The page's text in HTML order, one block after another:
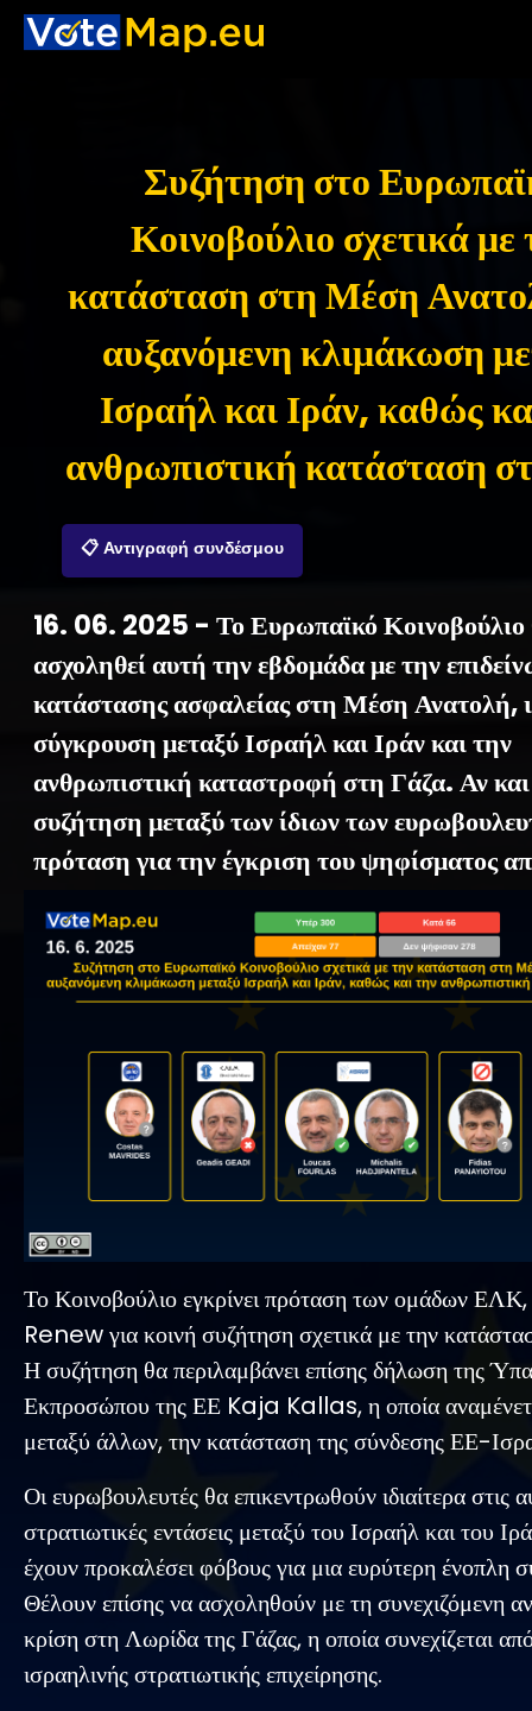
Συζήτηση στο
Κοινοβούλιο σχετικά με
κατάσταση στη Μέση
αυξανόμενη κλιμάκωση
Ισραήλ και Ιράν, καθώς
ανθρωπιστική κατάσταση
📋 Αντιγραφή συνδέσμου
16. 06. 2025 - Το Ευρωπαϊκό Κοινοβούλιο
ασχοληθεί αυτή την εβδομάδα με την
κατάστασης ασφαλείας στη Μέση Ανατολή,
σύγκρουση μεταξύ Ισραήλ και Ιράν και την
ανθρωπιστική καταστροφή στη Γάζα. Αν
συζήτηση μεταξύ των ίδιων των
πρόταση για την έγκριση του ψηφίσματος
Το Κοινοβούλιο εγκρίνει πρόταση των ομάδων
Renew για κοινή συζήτηση σχετικά με την
Η συζήτηση θα περιλαμβάνει επίσης δήλωση της
Εκπροσώπου της ΕΕ Kaja Kallas, η οποία
μεταξύ άλλων, την κατάσταση της σύνδεσης ΕΕ-
Οι ευρωβουλευτές θα επικεντρωθούν ιδιαίτερα στις
στρατιωτικές εντάσεις μεταξύ του Ισραήλ και του
έχουν προκαλέσει φόβους για μια ευρύτερη ένοπλη
Θέλουν επίσης να ασχοληθούν με τη συνεχιζόμενη
κρίση στη Λωρίδα της Γάζας, η οποία συνεχίζεται
ισραηλινής στρατιωτικής επιχείρησης.